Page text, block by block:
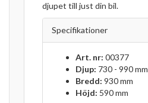
djupet till just din bil.
Specifikationer
Art. nr: 00377
Djup: 730 - 990 mm
Bredd: 930 mm
Höjd: 590 mm